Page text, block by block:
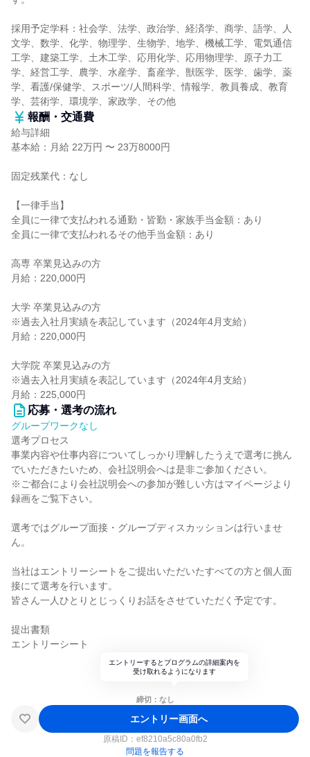
採用予定学科：社会学、法学、政治学、経済学、商学、語学、人
文学、数学、化学、物理学、生物学、地学、機械工学、電気通信
工学、建築工学、土木工学、応用化学、応用物理学、原子力工
学、経営工学、農学、水産学、畜産学、獣医学、医学、歯学、薬
学、看護/保健学、スポーツ/人間科学、情報学、教員養成、教育
学、芸術学、環境学、家政学、その他
報酬・交通費
給与詳細
基本給：月給 22万円 〜 23万8000円
固定残業代：なし
【一律手当】
全員に一律で支払われる通勤・皆勤・家族手当金額：あり
全員に一律で支払われるその他手当金額：あり
高専 卒業見込みの方
月給：220,000円
大学 卒業見込みの方
※過去入社月実績を表記しています（2024年4月支給）
月給：220,000円
大学院 卒業見込みの方
※過去入社月実績を表記しています（2024年4月支給）
月給：225,000円
応募・選考の流れ
グループワークなし
選考プロセス
事業内容や仕事内容についてしっかり理解したうえで選考に挑ん
でいただきたいため、会社説明会へは是非ご参加ください。
※ご都合により会社説明会への参加が難しい方はマイページより
録画をご覧下さい。
選考ではグループ面接・グループディスカッションは行いませ
ん。
当社はエントリーシートをご提出いただいたすべての方と個人面
接にて選考を行います。
皆さん一人ひとりとじっくりお話をさせていただく予定です。
提出書類
エントリーシート
エントリーするとプログラムの詳細案内を
受け取れるようになります
締切：なし
エントリー画面へ
原稿ID： ef8210a5c80a0fb2
問題を報告する